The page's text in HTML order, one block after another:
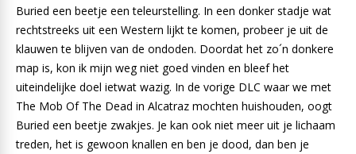
Buried een beetje een teleurstelling. In een donker stadje wat
rechtstreeks uit een Western lijkt te komen, probeer je uit de
klauwen te blijven van de ondoden. Doordat het zo´n donkere
map is, kon ik mijn weg niet goed vinden en bleef het
uiteindelijke doel ietwat wazig. In de vorige DLC waar we met
The Mob Of The Dead in Alcatraz mochten huishouden, oogt
Buried een beetje zwakjes. Je kan ook niet meer uit je lichaam
treden, het is gewoon knallen en ben je dood, dan ben je